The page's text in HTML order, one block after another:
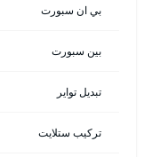
بي ان سبورت
بين سبورت
تبديل تواير
تركيب ستلايت